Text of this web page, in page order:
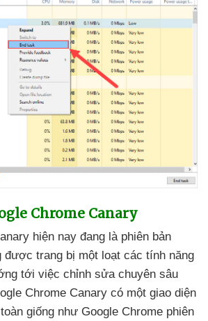
Chrome Canary
hiện nay đang là phiên bản
được trang bị một loạt các tính năng
tới việc chỉnh sửa chuyên sâu
Chrome Canary có một giao diện
giống như Google Chrome phiên